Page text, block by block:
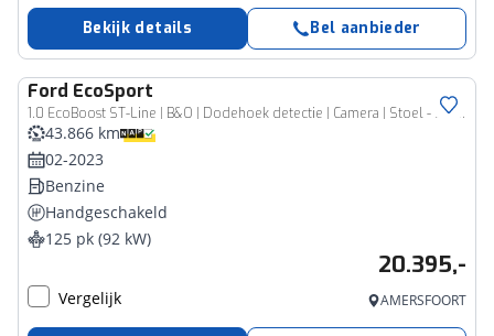
Bekijk details Bel aanbieder
Ford EcoSport
1.0 EcoBoost ST-Line | B&O | Dodehoek detectie | Camera | Stoel - Stuurverwarming | Keyless | Apple Carplay/Android Auto
43.866 km
02-2023
Benzine
Handgeschakeld
125 pk (92 kW)
20.395,-
Vergelijk AMERSFOORT